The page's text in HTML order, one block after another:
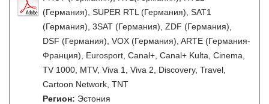
(Германия), SUPER RTL (Германия), SAT1
(Германия), 3SAT (Германия), ZDF (Германия),
DSF (Германия), VOX (Германия), ARTE (Германия-
Франция), Eurosport, Canal+, Canal+ Kulta, Cinema,
TV 1000, MTV, Viva 1, Viva 2, Discovery, Travel,
Cartoon Network, TNT
Регион: Эстония